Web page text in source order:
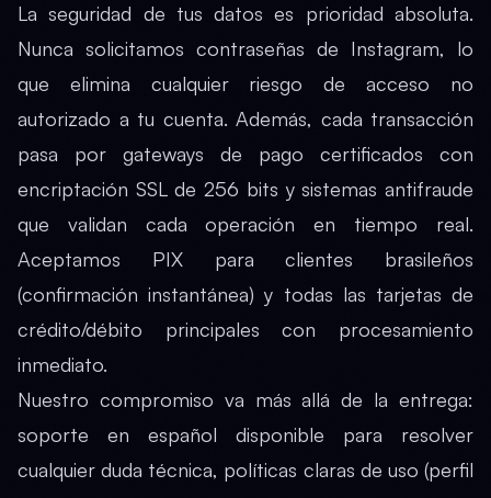
La seguridad de tus datos es prioridad absoluta.
Nunca solicitamos contraseñas de Instagram, lo
que elimina cualquier riesgo de acceso no
autorizado a tu cuenta. Además, cada transacción
pasa por gateways de pago certificados con
encriptación SSL de 256 bits y sistemas antifraude
que validan cada operación en tiempo real.
Aceptamos PIX para clientes brasileños
(confirmación instantánea) y todas las tarjetas de
crédito/débito principales con procesamiento
inmediato.
Nuestro compromiso va más allá de la entrega:
soporte en español disponible para resolver
cualquier duda técnica, políticas claras de uso (perfil